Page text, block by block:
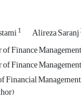
1 Alireza Saranj
Finance
Finance
Financial